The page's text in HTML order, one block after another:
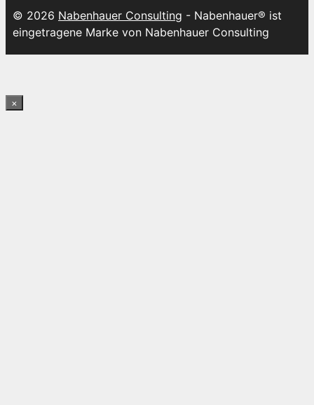
© 2026 Nabenhauer Consulting - Nabenhauer® ist
eingetragene Marke von Nabenhauer Consulting
×